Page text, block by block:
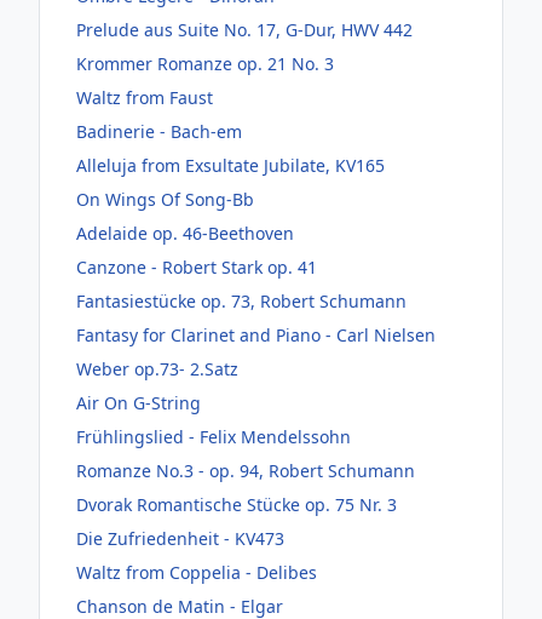
Prelude aus Suite No. 17, G-Dur, HWV 442
Krommer Romanze op. 21 No. 3
Waltz from Faust
Badinerie - Bach-em
Alleluja from Exsultate Jubilate, KV165
On Wings Of Song-Bb
Adelaide op. 46-Beethoven
Canzone - Robert Stark op. 41
Fantasiestücke op. 73, Robert Schumann
Fantasy for Clarinet and Piano - Carl Nielsen
Weber op.73- 2.Satz
Air On G-String
Frühlingslied - Felix Mendelssohn
Romanze No.3 - op. 94, Robert Schumann
Dvorak Romantische Stücke op. 75 Nr. 3
Die Zufriedenheit - KV473
Waltz from Coppelia - Delibes
Chanson de Matin - Elgar